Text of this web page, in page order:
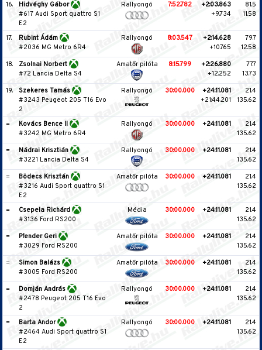
16.
Hidvéghy Gábor
#617 Audi Sport quattro S1
E2
Rallyongó 7:52.782
+2:03.863
+9.734
81.5
11.58
17.
Rubint Ádám
#2036 MG Metro 6R4
Rallyongó 8:03.547
+2:14.628
+10.765
79.7
12.58
18.
Zsolnai Norbert
#72 Lancia Delta S4
Amatőr pilóta 8:15.799
+2:26.880
+12.252
77.7
13.73
19.
Szekeres Tamás
#3243 Peugeot 205 T16 Evo
2
Rallyongó 30:00.000
+24:11.081
+21:44.201
21.4
135.62
=
Kovács Bence II
#3242 MG Metro 6R4
Rallyongó 30:00.000 +24:11.081
21.4
135.62
=
Nádrai Krisztián
#3221 Lancia Delta S4
Rallyongó 30:00.000 +24:11.081
21.4
135.62
=
Bödecs Krisztán
#3216 Audi Sport quattro S1
E2
Amatőr pilóta 30:00.000 +24:11.081
21.4
135.62
=
Csepela Richárd
#3136 Ford RS200
Média 30:00.000 +24:11.081
21.4
135.62
=
Pfender Geri
#3029 Ford RS200
Amatőr pilóta 30:00.000 +24:11.081
21.4
135.62
=
Simon Balázs
#3005 Ford RS200
Amatőr pilóta 30:00.000 +24:11.081
21.4
135.62
=
Domján András
#2478 Peugeot 205 T16 Evo
2
Rallyongó 30:00.000 +24:11.081
21.4
135.62
=
Barta Andor
#2464 Audi Sport quattro S1
E2
Rallyongó 30:00.000 +24:11.081
21.4
135.62